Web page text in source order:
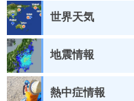
世界天気
地震情報
熱中症情報